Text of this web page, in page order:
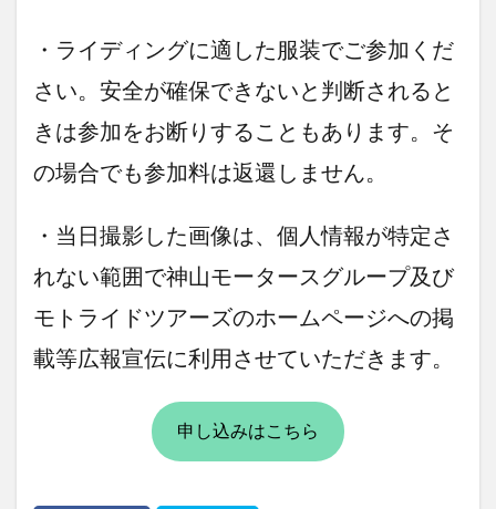
・ライディングに適した服装でご参加くだ
さい。安全が確保できないと判断されると
きは参加をお断りすることもあります。そ
の場合でも参加料は返還しません。
・当日撮影した画像は、個人情報が特定さ
れない範囲で神山モータースグループ及び
モトライドツアーズのホームページへの掲
載等広報宣伝に利用させていただきます。
申し込みはこちら